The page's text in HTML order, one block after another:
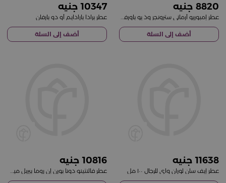
8820
عطر إمبوريو أرماني سترونجر وذ يو باورفلي أو دو بارفان 100 مل
أضف إلى السلة
10347
عطر برادا بارادايم أو دو بارفان
أضف إلى السلة
11638
عطر إيف سان لوران واي للرجال ١٠٠ مل
10816
عطر فالنتينو دونا بورن إن روما بيربل ميلانخوليا، ماء عطر ١٠٠ مل